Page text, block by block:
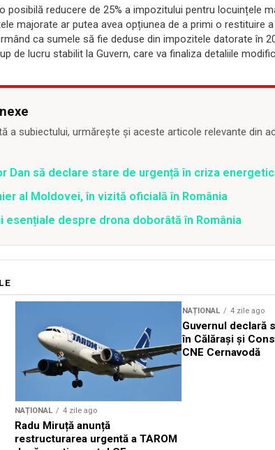
posibilă reducere de 25% a impozitului pentru locuințele
majorate ar putea avea opțiunea de a primi o restituire
ca sumele să fie deduse din impozitele datorate în
de lucru stabilit la Guvern, care va finaliza detaliile
a subiectului, urmărește și aceste articole relevante din
Dan să declare stare de urgență în criza
al Moldovei, în vizită oficială în România
esențiale despre drona doborâtă în România
NAȚIONAL 4 zile ago
Radu Miruță anunță
restructurarea urgentă a TAROM
NAȚIONAL 4 zile ago
Guvernul declară
în Călărași și
CNE Cernavodă